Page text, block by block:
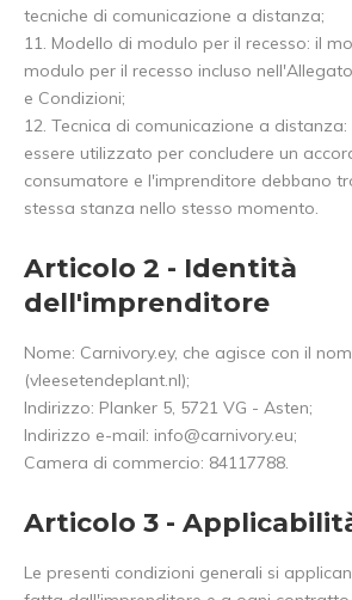
tecniche di comunicazione a distanza;
11. Modello di modulo per il recesso: il
modulo per il recesso incluso
e Condizioni;
12. Tecnica di comunicazione a
essere utilizzato per concludere un
consumatore e l'imprenditore debbano
stessa stanza nello stesso momento.
Articolo 2 - Identità
dell'imprenditore
Nome: Carnivory.ey, che agisce con il
(vleesetendeplant.nl);
Indirizzo: Planker 5, 5721 VG - Asten;
Indirizzo e-mail: info@carnivory.eu;
Camera di commercio: 84117788.
Articolo 3 -
Le presenti condizioni generali si